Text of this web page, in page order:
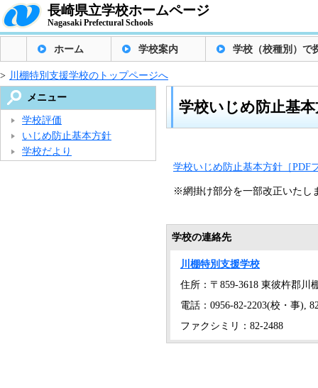
長崎県立学校ホームページ
Nagasaki Prefectural Schools
ホーム 学校案内 学校（校種別）で
> 川棚特別支援学校のトップページへ
学校いじめ防止基
学校いじめ防止基本方針［PDF
※網掛け部分を一部改正いたし
学校の連絡先
川棚特別支援学校
住所：〒859-3618 東彼杵郡川
電話：0956-82-2203(校・事),
ファクシミリ：82-2488
メニュー
学校評価
いじめ防止基本方針
学校だより